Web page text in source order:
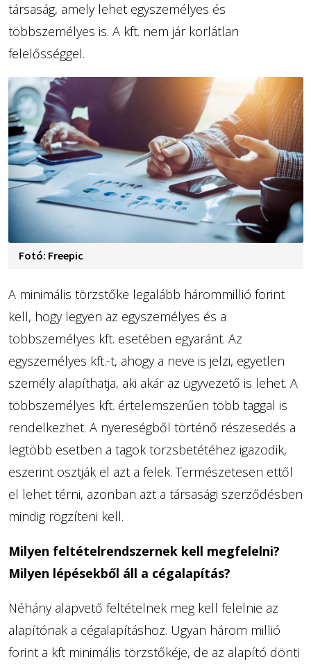
társaság, amely lehet egyszemélyes és
többszemélyes is. A kft. nem jár korlátlan
felelősséggel.
Fotó: Freepic
A minimális törzstőke legalább hárommillió forint
kell, hogy legyen az egyszemélyes és a
többszemélyes kft. esetében egyaránt. Az
egyszemélyes kft.-t, ahogy a neve is jelzi, egyetlen
személy alapíthatja, aki akár az ügyvezető is lehet. A
többszemélyes kft. értelemszerűen több taggal is
rendelkezhet. A nyereségből történő részesedés a
legtöbb esetben a tagok törzsbetétéhez igazodik,
eszerint osztják el azt a felek. Természetesen ettől
el lehet térni, azonban azt a társasági szerződésben
mindig rögzíteni kell.
Milyen feltételrendszernek kell megfelelni?
Milyen lépésekből áll a cégalapítás?
Néhány alapvető feltételnek meg kell felelnie az
alapítónak a cégalapításhoz. Ugyan három millió
forint a kft minimális törzstőkéje, de az alapító dönti